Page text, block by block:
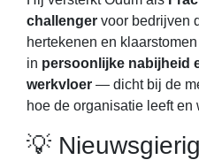
challenger voor bedrijven
hertekenen en
in persoonlijke nabijheid
werkvloer — dicht bij de
hoe de organisatie leeft en
💡